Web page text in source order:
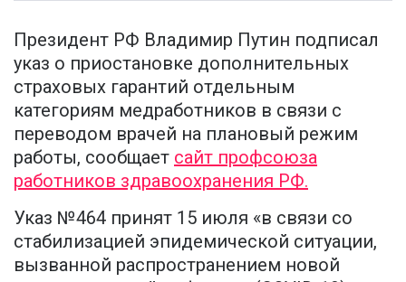
Президент РФ Владимир Путин подписал
указ о приостановке дополнительных
страховых гарантий отдельным
категориям медработников в связи с
переводом врачей на плановый режим
работы, сообщает сайт профсоюза
работников здравоохранения РФ.
Указ №464 принят 15 июля «в связи со
стабилизацией эпидемической ситуации,
вызванной распространением новой